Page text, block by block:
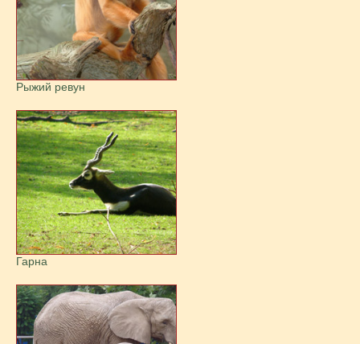
Рыжий ревун
Гарна